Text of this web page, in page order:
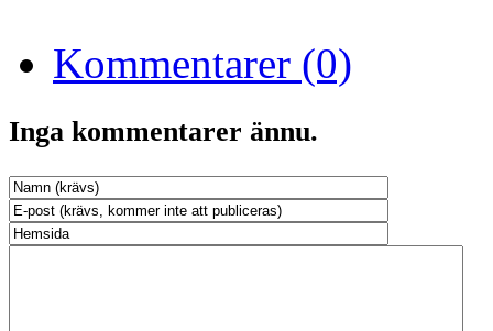
Kommentarer (0)
Inga kommentarer ännu.